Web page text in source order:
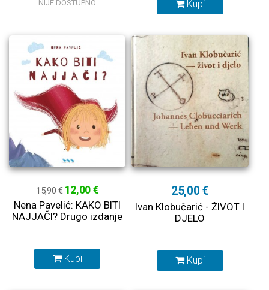
NIJE DOSTUPNO Kupi
15,90 € 12,00 €
Nena Pavelić: KAKO BITI
NAJJAČI? Drugo izdanje
Kupi
25,00 €
Ivan Klobučarić - ŽIVOT I
DJELO
Kupi